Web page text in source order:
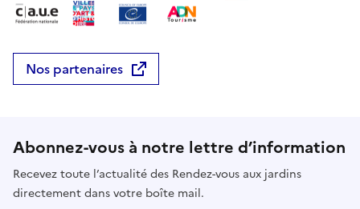
Nos partenaires
Abonnez-vous à notre lettre d’information
Recevez toute l’actualité des Rendez-vous aux jardins
directement dans votre boîte mail.